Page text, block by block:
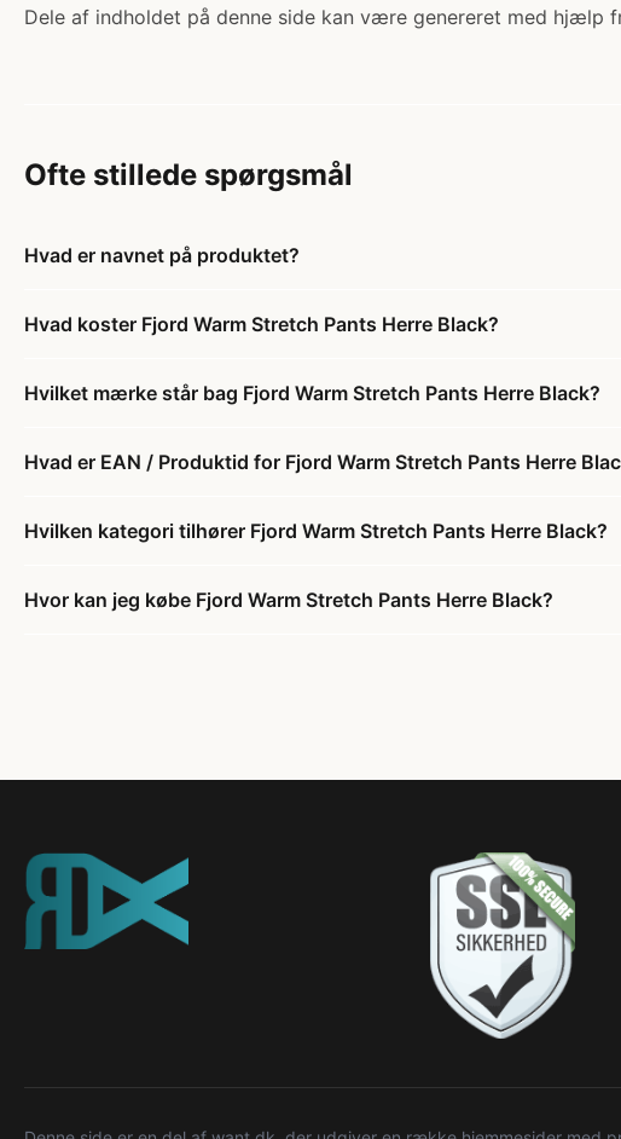
Dele af indholdet på denne side kan være genereret med hjælp
Ofte stillede spørgsmål
Hvad er navnet på produktet?
Hvad koster Fjord Warm Stretch Pants Herre Black?
Hvilket mærke står bag Fjord Warm Stretch Pants Herre Black?
Hvad er EAN / Produktid for Fjord Warm Stretch Pants Herre
Hvilken kategori tilhører Fjord Warm Stretch Pants Herre Black?
Hvor kan jeg købe Fjord Warm Stretch Pants Herre Black?